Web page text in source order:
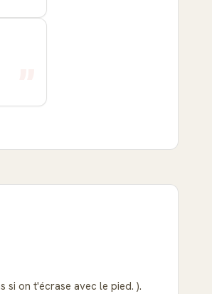
si on t'écrase avec le pied. ).